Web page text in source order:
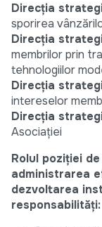
Direcția
sporirea
Direcția
membrilor prin
tehnologiilor
Direcția
intereselor
Direcția
Asociației
Rolul poziției
administrarea
dezvoltarea
responsabilități: